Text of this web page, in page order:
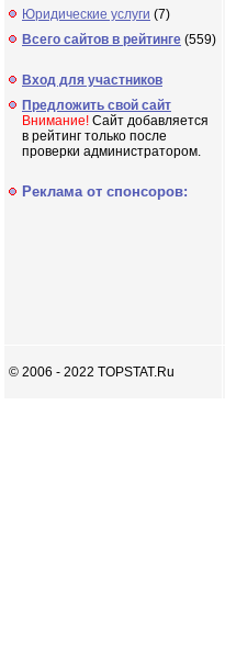
Юридические услуги (7)
Всего сайтов в рейтинге (559)
Вход для участников
Предложить свой сайт
Внимание! Сайт добавляется
в рейтинг только после
проверки администратором.
Реклама от спонсоров:
© 2006 - 2022 TOPSTAT.Ru